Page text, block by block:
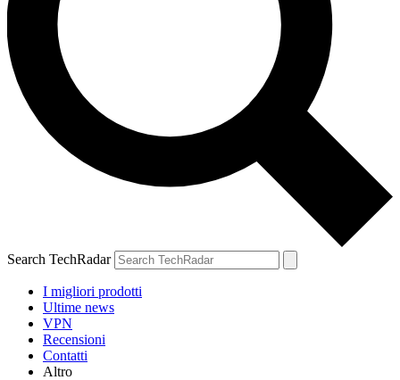
Search TechRadar
I migliori prodotti
Ultime news
VPN
Recensioni
Contatti
Altro